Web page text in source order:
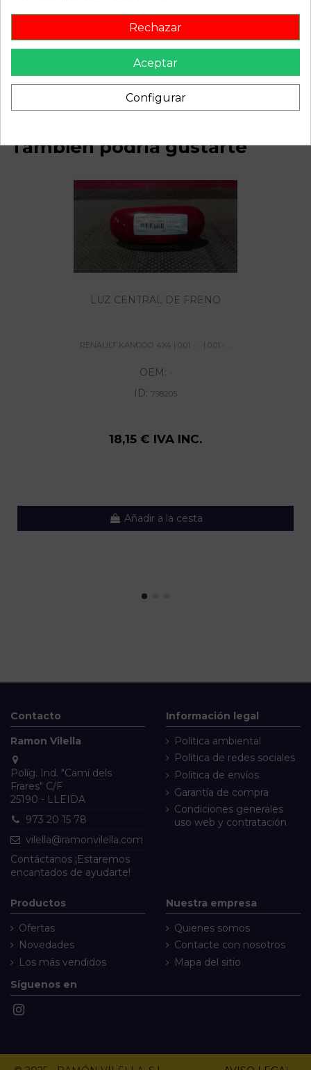
PALET 2/ SIN TURBO. Recambio de motor completo para
renault kangoo 4x4 | 0.01 - ... | 0.01 - ... referencia OEM IAM
F9Q732
También podría gustarte
LUZ CENTRAL DE FRENO
RENAULT KANGOO 4X4 | 0.01 - ... | 0.01 - ...
OEM: -
ID: 798205
18,15 € IVA INC.
Añadir a la cesta
Contacto
Ramon Vilella
Políg. Ind. "Camí dels
Frares" C/F
25190 - LLEIDA
973 20 15 78
vilella@ramonvilella.com
Contáctanos ¡Estaremos
encantados de ayudarte!
Información legal
Política ambiental
Política de redes sociales
Política de envíos
Garantía de compra
Condiciones generales
uso web y contratación
Productos
Ofertas
Novedades
Los más vendidos
Nuestra empresa
Quienes somos
Contacte con nosotros
Mapa del sitio
Síguenos en
Rechazar
Aceptar
Configurar